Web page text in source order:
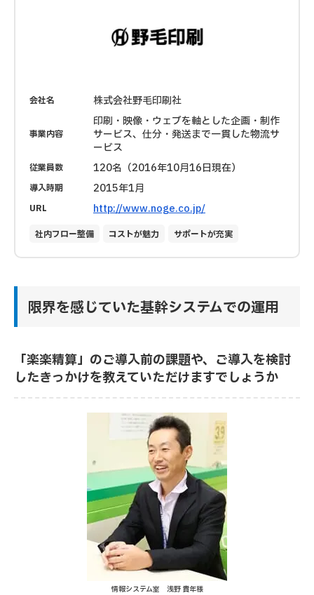
会社名 株式会社野毛印刷社
事業内容
印刷・映像・ウェブを軸とした企画・制作
サービス、仕分・発送まで一貫した物流サ
ービス
従業員数 120名（2016年10月16日現在）
導入時期 2015年1月
URL http://www.noge.co.jp/
限界を感じていた基幹システムでの運用
「楽楽精算」のご導入前の課題や、ご導入を検討
したきっかけを教えていただけますでしょうか
情報システム室 浅野 貴年様